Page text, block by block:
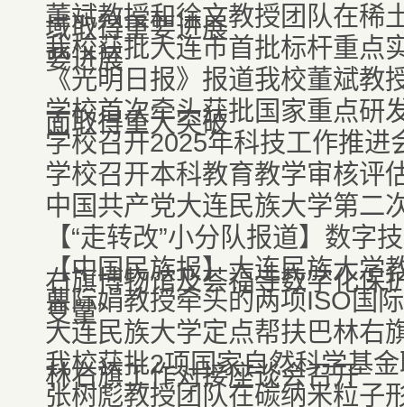
域取得重要进展
董斌教授和徐文教授团队在稀
要进展
我校获批大连市首批标杆重点
《光明日报》报道我校董斌教
面取得重大突破
学校首次牵头获批国家重点研
学校召开2025年科技工作推进
学校召开本科教育教学审核评
中国共产党大连民族大学第二
【“走转改”小分队报道】数
右旗博物馆及荟福寺数字化保
【中国民族报】大连民族大学
变量”
曹际娟教授牵头的两项ISO国
大连民族大学定点帮扶巴林右
林右旗工作对接座谈会召开
我校获批2项国家自然科学基
张树彪教授团队在碳纳米粒子